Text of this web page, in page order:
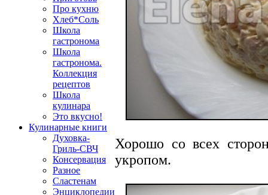
Про кухню
Хлеб*Соль
Школа
гастронома
Школа
гастронома.
Коллекция
рецептов
Школа
кулинара
Это вкусно!
Кулинарные книги
Духовка-
Гриль-СВЧ
Консервация
Разное
Сластенам
Энциклопедии
Хорошо со всех
укропом.